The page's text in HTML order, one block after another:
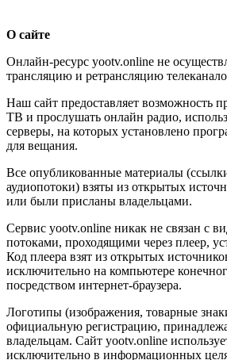
О сайте
Онлайн-ресурс yootv.online не
трансляцию и ретрансляцию
Наш сайт предоставляет возможность
ТВ и прослушать онлайн радио,
серверы, на которых установлено
для вещания.
Все опубликованные материалы
аудиопотоки) взяты из открытых
или были присланы владельцами.
Сервис yootv.online никак не связан с
потоками, проходящими через плеер,
Код плеера взят из открытых
исключительно на компьютере
посредством интернет-браузера.
Логотипы (изображения, товарные
официальную регистрацию,
владельцам. Сайт yootv.online
исключительно в информационных